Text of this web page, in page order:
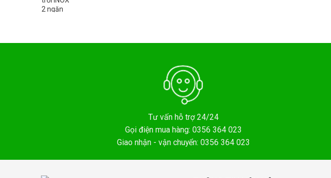
Tư vấn hỗ trợ 24/24
Gọi điện mua hàng: 0356 364 023
Giao nhận - vận chuyển: 0356 364 023